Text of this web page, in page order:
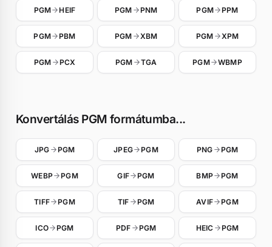
PGM HEIF PGM PNM PGM PPM
PGM PBM PGM XBM PGM XPM
PGM PCX PGM TGA PGM WBMP
Konvertálás PGM formátumba...
JPG PGM JPEG PGM PNG PGM
WEBP PGM GIF PGM BMP PGM
TIFF PGM TIF PGM AVIF PGM
ICO PGM PDF PGM HEIC PGM